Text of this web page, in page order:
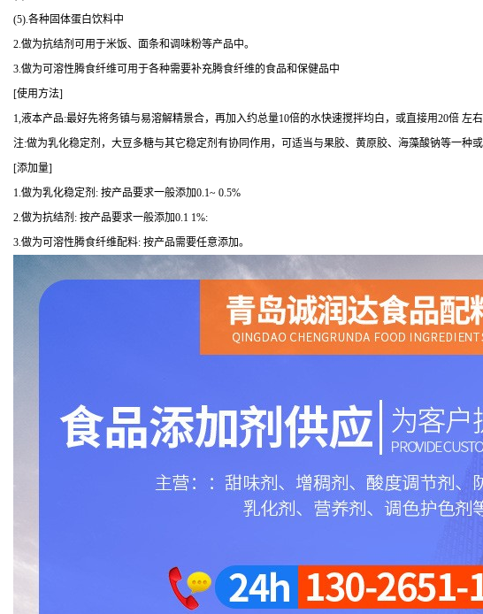
(5).各种固体蛋白饮料中
2.做为抗结剂可用于米饭、面条和调味粉等产品中。
3.做为可溶性腾食纤维可用于各种需要补充腾食纤维的食品和保健品中
[使用方法]
1,液本产品:最好先将务镇与易溶解精景合，再加入约总量10倍的水快速搅拌均白，或直接用20倍
注:做为乳化稳定剂，大豆多糖与其它稳定剂有协同作用，可适当与果胶、黄原胶、海藻酸钠等一种
[添加量]
1.做为乳化稳定剂: 按产品要求一般添加0.1~ 0.5%
2.做为抗结剂: 按产品要求一般添加0.1 1%:
3.做为可溶性腾食纤维配料: 按产品需要任意添加。